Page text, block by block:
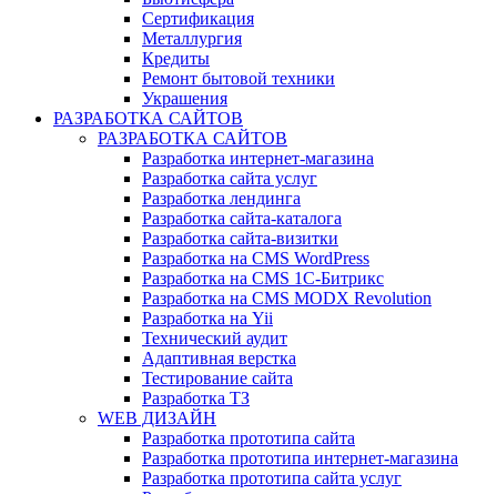
Сертификация
Металлургия
Кредиты
Ремонт бытовой техники
Украшения
РАЗРАБОТКА САЙТОВ
РАЗРАБОТКА САЙТОВ
Разработка интернет-магазина
Разработка сайта услуг
Разработка лендинга
Разработка сайта-каталога
Разработка сайта-визитки
Разработка на CMS WordPress
Разработка на CMS 1С-Битрикс
Разработка на CMS MODX Revolution
Разработка на Yii
Технический аудит
Адаптивная верстка
Тестирование сайта
Разработка ТЗ
WEB ДИЗАЙН
Разработка прототипа сайта
Разработка прототипа интернет-магазина
Разработка прототипа сайта услуг